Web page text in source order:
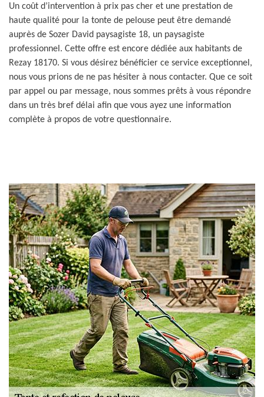
Un coût d’intervention à prix pas cher et une prestation de
haute qualité pour la tonte de pelouse peut être demandé
auprès de Sozer David paysagiste 18, un paysagiste
professionnel. Cette offre est encore dédiée aux habitants de
Rezay 18170. Si vous désirez bénéficier ce service exceptionnel,
nous vous prions de ne pas hésiter à nous contacter. Que ce soit
par appel ou par message, nous sommes prêts à vous répondre
dans un très bref délai afin que vous ayez une information
complète à propos de votre questionnaire.